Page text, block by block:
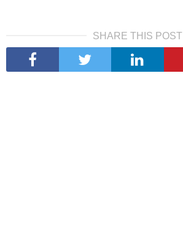
SHARE THIS POST